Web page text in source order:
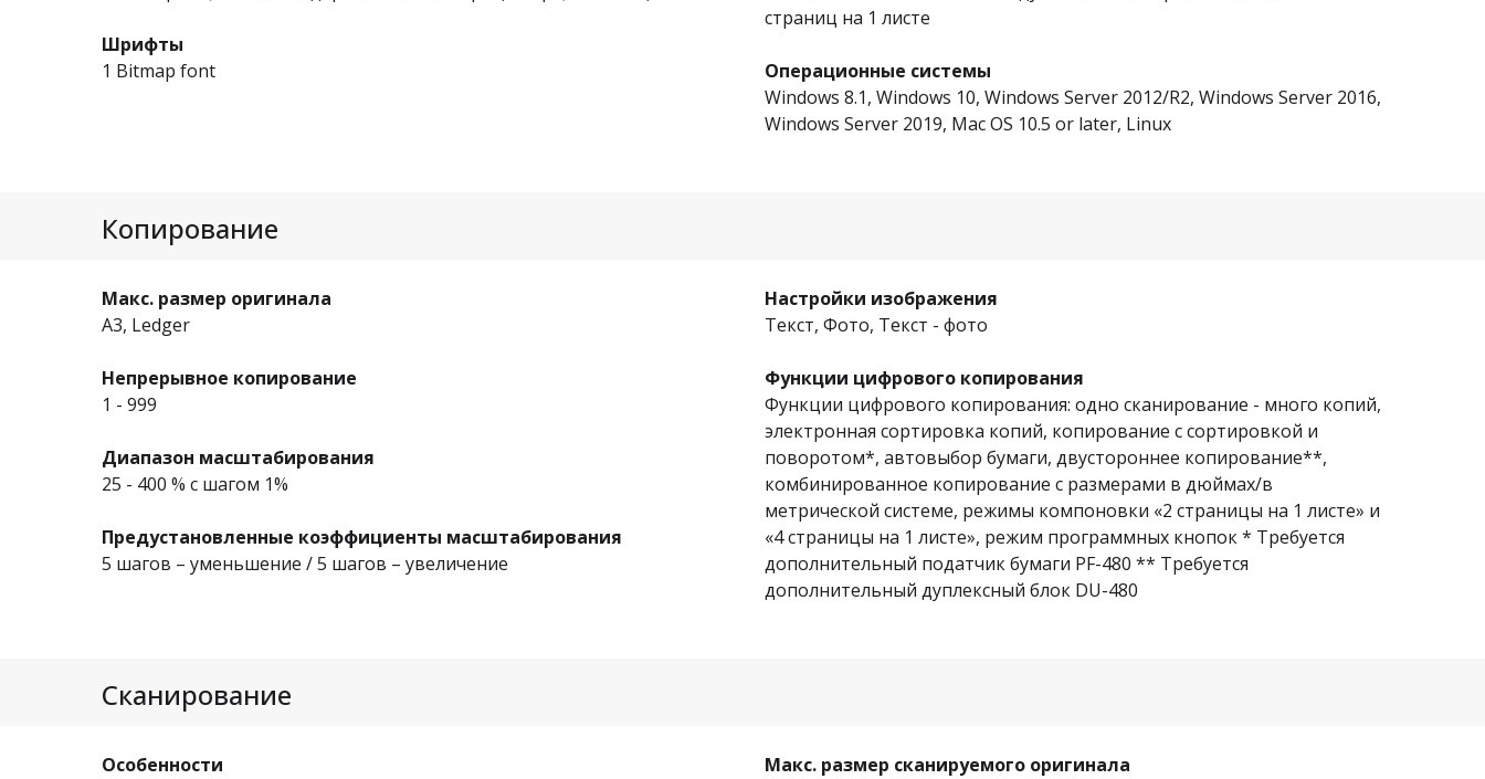
Шрифты
1 Bitmap font
страниц на 1 листе
Операционные системы
Windows 8.1, Windows 10, Windows Server 2012/R2, Windows Server 2016,
Windows Server 2019, Mac OS 10.5 or later, Linux
Копирование
Макс. размер оригинала
A3, Ledger
Непрерывное копирование
1 - 999
Диапазон масштабирования
25 - 400 % с шагом 1%
Предустановленные коэффициенты масштабирования
5 шагов – уменьшение / 5 шагов – увеличение
Настройки изображения
Текст, Фото, Текст - фото
Функции цифрового копирования
Функции цифрового копирования: одно сканирование - много копий,
электронная сортировка копий, копирование с сортировкой и
поворотом*, автовыбор бумаги, двустороннее копирование**,
комбинированное копирование с размерами в дюймах/в
метрической системе, режимы компоновки «2 страницы на 1 листе» и
«4 страницы на 1 листе», режим программных кнопок * Требуется
дополнительный податчик бумаги PF-480 ** Требуется
дополнительный дуплексный блок DU-480
Сканирование
Особенности Макс. размер сканируемого оригинала